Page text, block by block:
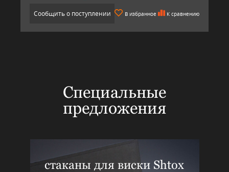
Сообщить о поступлении В избранное К сравнению
Специальные
предложения
стаканы для виски Shtox